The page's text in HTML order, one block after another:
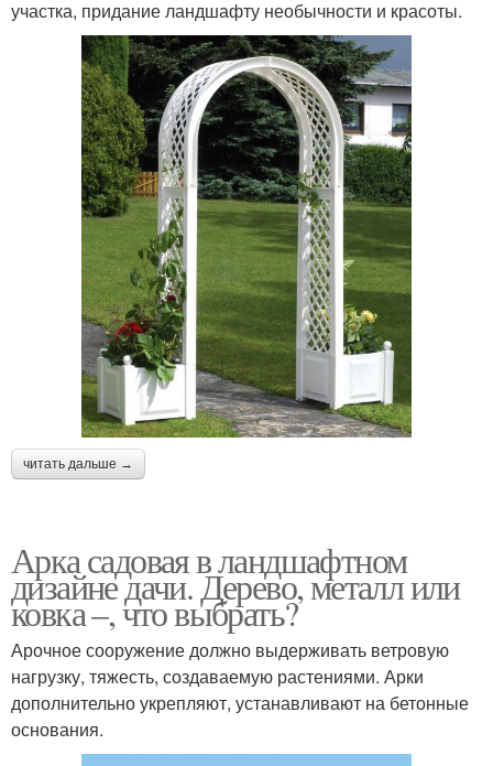
участка, придание ландшафту необычности и красоты.
читать дальше →
Арка садовая в ландшафтном
дизайне дачи. Дерево, металл или
ковка –, что выбрать?
Арочное сооружение должно выдерживать ветровую
нагрузку, тяжесть, создаваемую растениями. Арки
дополнительно укрепляют, устанавливают на бетонные
основания.